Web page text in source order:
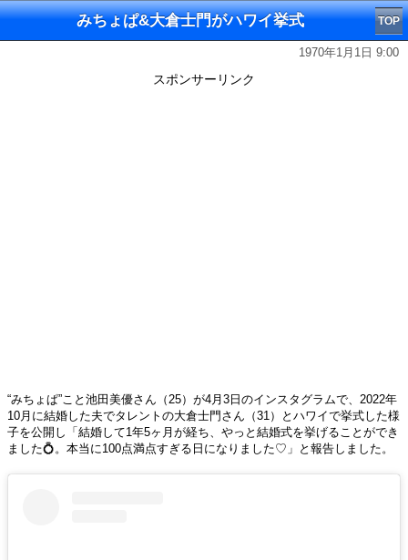
みちょぱ&大倉士門がハワイ挙式 TOP
1970年1月1日 9:00
スポンサーリンク
“みちょぱ”こと池田美優さん（25）が4月3日のインスタグラムで、2022年
10月に結婚した夫でタレントの大倉士門さん（31）とハワイで挙式した様
子を公開し「結婚して1年5ヶ月が経ち、やっと結婚式を挙げることができ
ました💍。本当に100点満点すぎる日になりました♡」と報告しました。